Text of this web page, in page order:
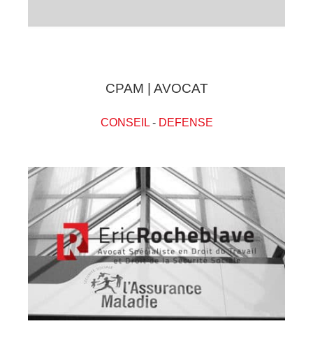
CPAM | AVOCAT
CONSEIL- DEFENSE